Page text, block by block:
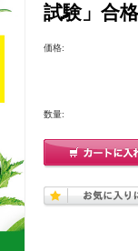
試験」合
価格:
数量: